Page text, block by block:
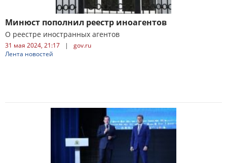
Минюст пополнил реестр иноагентов
О реестре иностранных агентов
31 мая 2024, 21:17 |
gov.ru
Лента новостей